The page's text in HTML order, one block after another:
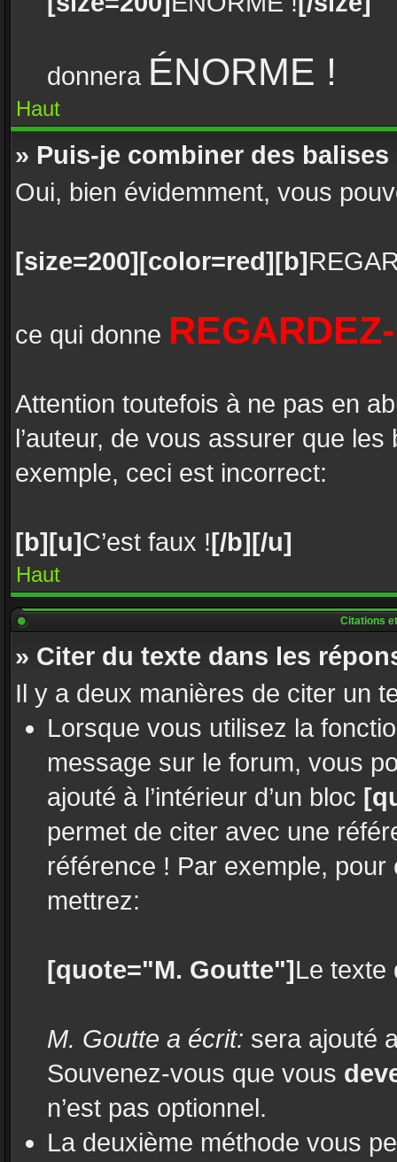
donnera ÉNORME !
Haut
» Puis-je combiner des balises
Oui, bien évidemment, vous
[size=200][color=red][b]
ce qui donne
Attention toutefois à ne pas en
l’auteur, de vous assurer que
exemple, ceci est incorrect:
[b][u]C’est faux ![/b][/u]
Haut
Citations
» Citer du texte dans les
Il y a deux manières de citer un
Lorsque vous utilisez la
message sur le forum, vous
ajouté à l’intérieur d’un bloc
permet de citer avec une
référence ! Par exemple,
mettrez:
[quote="M. Goutte"]Le texte
M. Goutte a écrit: sera ajouté
Souvenez-vous que vous
n’est pas optionnel.
La deuxième méthode vous